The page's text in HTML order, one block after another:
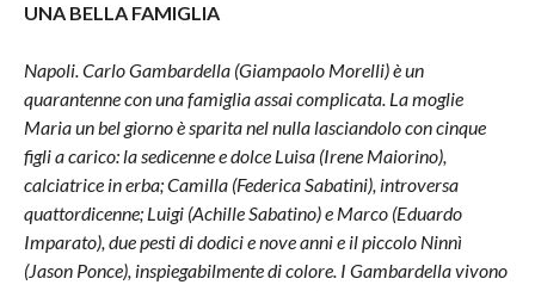
UNA BELLA FAMIGLIA
Napoli. Carlo Gambardella (Giampaolo Morelli) è un
quarantenne con una famiglia assai complicata. La moglie
Maria un bel giorno è sparita nel nulla lasciandolo con cinque
figli a carico: la sedicenne e dolce Luisa (Irene Maiorino),
calciatrice in erba; Camilla (Federica Sabatini), introversa
quattordicenne; Luigi (Achille Sabatino) e Marco (Eduardo
Imparato), due pesti di dodici e nove anni e il piccolo Ninnì
(Jason Ponce), inspiegabilmente di colore. I Gambardella vivono